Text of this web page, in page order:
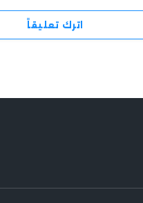
اترك تعليقاً